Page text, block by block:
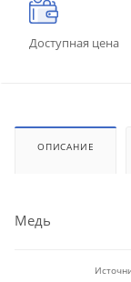
Доступная цена
ОПИСАНИЕ
Медь